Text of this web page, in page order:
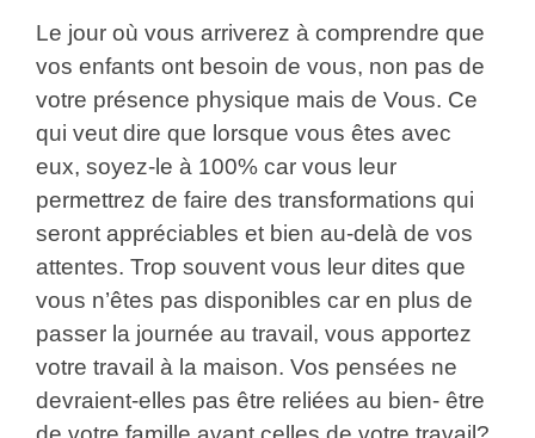
Le jour où vous arriverez à comprendre que
vos enfants ont besoin de vous, non pas de
votre présence physique mais de Vous. Ce
qui veut dire que lorsque vous êtes avec
eux, soyez-le à 100% car vous leur
permettrez de faire des transformations qui
seront appréciables et bien au-delà de vos
attentes. Trop souvent vous leur dites que
vous n’êtes pas disponibles car en plus de
passer la journée au travail, vous apportez
votre travail à la maison. Vos pensées ne
devraient-elles pas être reliées au bien- être